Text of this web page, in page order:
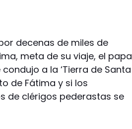
decenas de miles de
meta de su viaje, el papa
a la ‘Tierra de Santa
de Fátima y si los
de clérigos pederastas se